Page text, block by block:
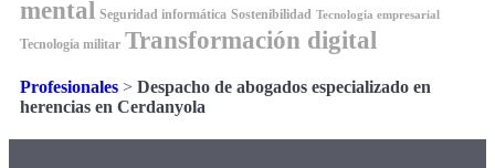
mental Seguridad informática Sostenibilidad Tecnología empresarial
Tecnología militar Transformación digital
Profesionales > Despacho de abogados especializado en
herencias en Cerdanyola